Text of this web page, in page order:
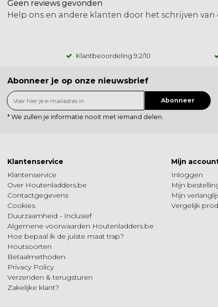
Geen reviews gevonden
Help ons en andere klanten door het schrijven van
Klantbeoordeling 9.2/10
Abonneer je op onze nieuwsbrief
Abonneer
* We zullen je informatie nooit met iemand delen.
Klantenservice
Klantenservice
Over Houtenladders.be
Contactgegevens
Cookies
Duurzaamheid - Inclusief
Algemene voorwaarden Houtenladders.be
Hoe bepaal ik de juiste maat trap?
Houtsoorten
Betaalmethoden
Privacy Policy
Verzenden & terugsturen
Zakelijke klant?
Mijn
Inloggen
Mijn
Mijn
Vergelijk